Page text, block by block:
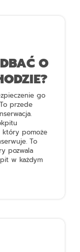
O
go
przede
który pomoże
To
pozwala
w każdym